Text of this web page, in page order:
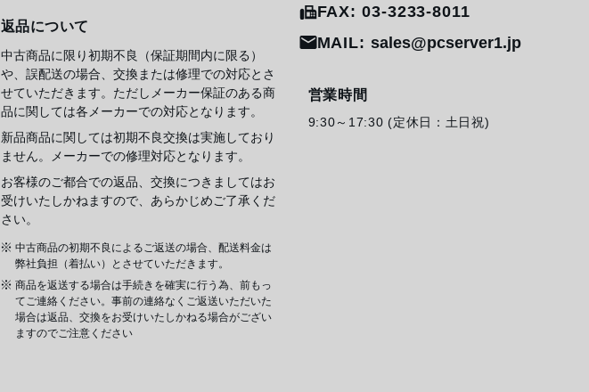
返品について
中古商品に限り初期不良（保証期間内に限る）
や、誤配送の場合、交換または修理での対応とさ
せていただきます。ただしメーカー保証のある商
品に関しては各メーカーでの対応となります。
新品商品に関しては初期不良交換は実施しており
ません。メーカーでの修理対応となります。
お客様のご都合での返品、交換につきましてはお
受けいたしかねますので、あらかじめご了承くだ
さい。
中古商品の初期不良によるご返送の場合、配送料金は
弊社負担（着払い）とさせていただきます。
商品を返送する場合は手続きを確実に行う為、前もっ
てご連絡ください。事前の連絡なくご返送いただいた
場合は返品、交換をお受けいたしかねる場合がござい
ますのでご注意ください
FAX: 03-3233-8011
MAIL: sales@pcserver1.jp
営業時間
9:30～17:30 (定休日：土日祝)